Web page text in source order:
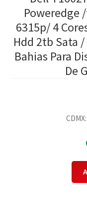
Poweredge
6315p/ 4
Hdd 2tb Sata
Bahias Para
De